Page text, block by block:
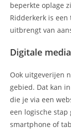
beperkte oplage
Ridderkerk is
uitbrengt van
Digitale media
Ook uitgeverijen
gebied. Dat kan
die je via een
een logische stap
smartphone of